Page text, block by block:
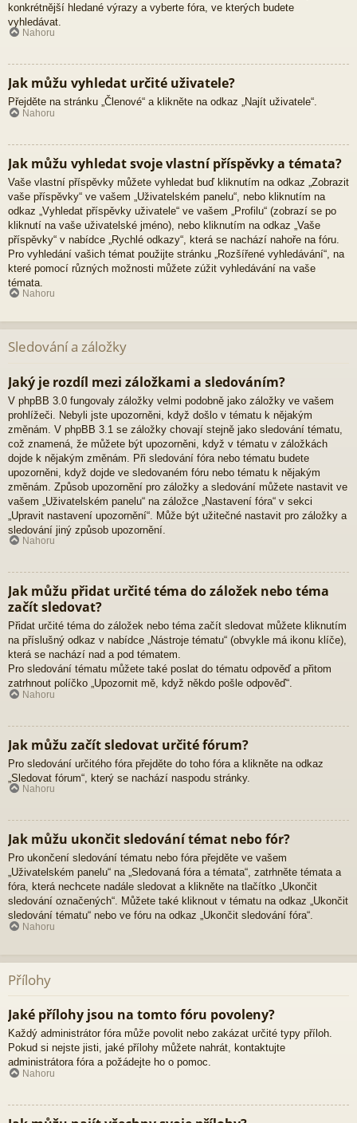
konkrétnější hledané výrazy a vyberte fóra, ve kterých budete
vyhledávat.
Nahoru
Jak můžu vyhledat určité uživatele?
Přejděte na stránku „Členové“ a klikněte na odkaz „Najít uživatele“.
Nahoru
Jak můžu vyhledat svoje vlastní příspěvky a témata?
Vaše vlastní příspěvky můžete vyhledat buď kliknutím na odkaz „Zobrazit
vaše příspěvky“ ve vašem „Uživatelském panelu“, nebo kliknutím na
odkaz „Vyhledat příspěvky uživatele“ ve vašem „Profilu“ (zobrazí se po
kliknutí na vaše uživatelské jméno), nebo kliknutím na odkaz „Vaše
příspěvky“ v nabídce „Rychlé odkazy“, která se nachází nahoře na fóru.
Pro vyhledání vašich témat použijte stránku „Rozšířené vyhledávání“, na
které pomocí různých možnosti můžete zúžit vyhledávání na vaše
témata.
Nahoru
Sledování a záložky
Jaký je rozdíl mezi záložkami a sledováním?
V phpBB 3.0 fungovaly záložky velmi podobně jako záložky ve vašem
prohlížeči. Nebyli jste upozorněni, když došlo v tématu k nějakým
změnám. V phpBB 3.1 se záložky chovají stejně jako sledování tématu,
což znamená, že můžete být upozorněni, když v tématu v záložkách
dojde k nějakým změnám. Při sledování fóra nebo tématu budete
upozorněni, když dojde ve sledovaném fóru nebo tématu k nějakým
změnám. Způsob upozornění pro záložky a sledování můžete nastavit ve
vašem „Uživatelském panelu“ na záložce „Nastavení fóra“ v sekci
„Upravit nastavení upozornění“. Může být užitečné nastavit pro záložky a
sledování jiný způsob upozornění.
Nahoru
Jak můžu přidat určité téma do záložek nebo téma
začít sledovat?
Přidat určité téma do záložek nebo téma začít sledovat můžete kliknutím
na příslušný odkaz v nabídce „Nástroje tématu“ (obvykle má ikonu klíče),
která se nachází nad a pod tématem.
Pro sledování tématu můžete také poslat do tématu odpověď a přitom
zatrhnout políčko „Upozornit mě, když někdo pošle odpověď“.
Nahoru
Jak můžu začít sledovat určité fórum?
Pro sledování určitého fóra přejděte do toho fóra a klikněte na odkaz
„Sledovat fórum“, který se nachází naspodu stránky.
Nahoru
Jak můžu ukončit sledování témat nebo fór?
Pro ukončení sledování tématu nebo fóra přejděte ve vašem
„Uživatelském panelu“ na „Sledovaná fóra a témata“, zatrhněte témata a
fóra, která nechcete nadále sledovat a klikněte na tlačítko „Ukončit
sledování označených“. Můžete také kliknout v tématu na odkaz „Ukončit
sledování tématu“ nebo ve fóru na odkaz „Ukončit sledování fóra“.
Nahoru
Přílohy
Jaké přílohy jsou na tomto fóru povoleny?
Každý administrátor fóra může povolit nebo zakázat určité typy příloh.
Pokud si nejste jisti, jaké přílohy můžete nahrát, kontaktujte
administrátora fóra a požádejte ho o pomoc.
Nahoru